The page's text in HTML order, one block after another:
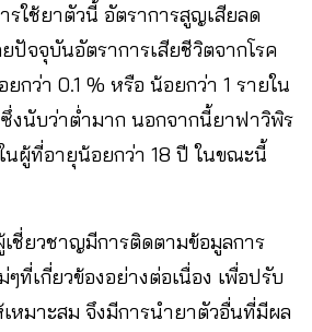
รใช้ยาตัวนี้ อัตราการสูญเสียลด
ปัจจุบันอัตราการเสียชีวิตจากโรค
กว่า 0.1 % หรือ น้อยกว่า 1 รายใน
งนับว่าต่ำมาก นอกจากนี้ยาฟาวิพิร
นผู้ที่อายุน้อยกว่า 18 ปี ในขณะนี้
ชี่ยวชาญมีการติดตามข้อมูลการ
ที่เกี่ยวข้องอย่างต่อเนื่อง เพื่อปรับ
หมาะสม จึงมีการนำยาตัวอื่นที่มีผล